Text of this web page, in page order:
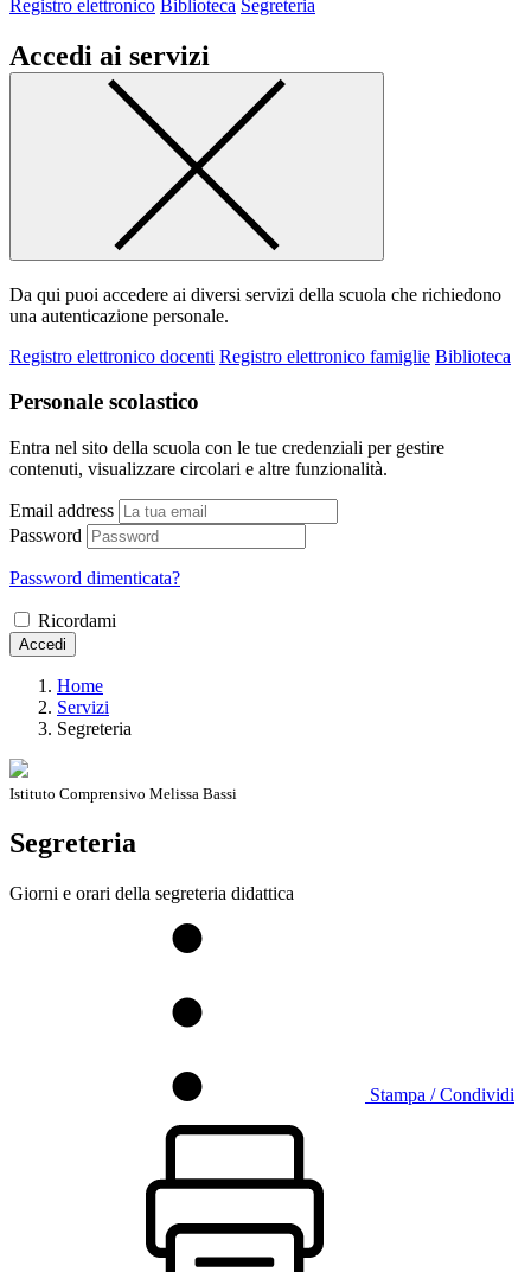
Registro elettronico Biblioteca Segreteria
Accedi ai servizi
Da qui puoi accedere ai diversi servizi della scuola che richiedono
una autenticazione personale.
Registro elettronico docenti Registro elettronico famiglie Biblioteca
Personale scolastico
Entra nel sito della scuola con le tue credenziali per gestire
contenuti, visualizzare circolari e altre funzionalità.
Email address
Password
Password dimenticata?
Ricordami
Accedi
Home
Servizi
Segreteria
Istituto Comprensivo Melissa Bassi
Segreteria
Giorni e orari della segreteria didattica
Stampa / Condividi